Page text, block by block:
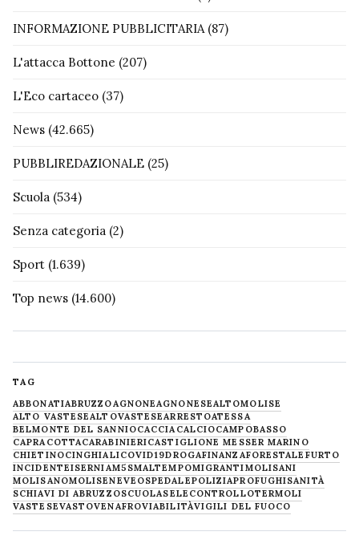
INFORMAZIONE PUBBLICITARIA(87)
L'attacca Bottone (207)
L'Eco cartaceo (37)
News (42.665)
PUBBLIREDAZIONALE (25)
Scuola (534)
Senza categoria (2)
Sport (1.639)
Top news (14.600)
TAG
ABBONATIABRUZZOAGNONEAGNONESEALTOMOLISE
ALTO VASTESEALTOVASTESEARRESTOATESSA
BELMONTE DEL SANNIOCACCIACALCIOCAMPOBASSO
CAPRACOTTACARABINIERICASTIGLIONE MESSER MARINO
CHIETINOCINGHIALICOVID19DROGAFINANZAFORESTALE FURTO
INCIDENTEISERNIAM5SMALTEMPOMIGRANTIMOLISANI
MOLISANOMOLISENEVE OSPEDALEPOLIZIAPROFUGHISANITÀ
SCHIAVI DI ABRUZZOSCUOLASELECONTROLLOTERMOLI
VASTESEVASTOVENAFROVIABILITÀVIGILI DEL FUOCO